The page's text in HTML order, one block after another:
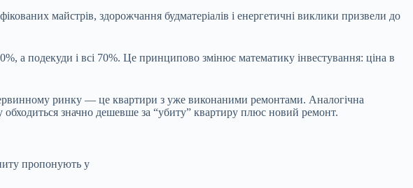
майстрів, здорожчання будматеріалів і енергетичні виклики призвели до
а подекуди і всі 70%. Це принципово змінює математику інвестування: ціна в
ринку — це квартири з уже виконаними ремонтами. Аналогічна
значно дешевше за “убиту” квартиру плюс новий ремонт.
пропонують у